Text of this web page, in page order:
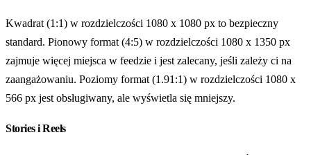
Kwadrat (1:1) w rozdzielczości 1080 x 1080 px to bezpieczny
standard. Pionowy format (4:5) w rozdzielczości 1080 x 1350 px
zajmuje więcej miejsca w feedzie i jest zalecany, jeśli zależy ci na
zaangażowaniu. Poziomy format (1.91:1) w rozdzielczości 1080 x
566 px jest obsługiwany, ale wyświetla się mniejszy.
Stories i Reels